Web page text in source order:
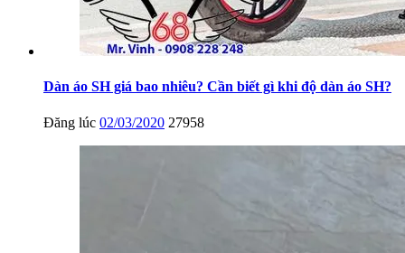
Dàn áo SH giá bao nhiêu? Cần biết gì khi độ dàn áo SH?
Đăng lúc 02/03/2020 27958